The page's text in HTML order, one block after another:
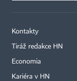
Kontakty
Tiráž redakce HN
Economia
Kariéra v HN